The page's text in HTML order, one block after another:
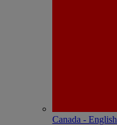
Canada - English